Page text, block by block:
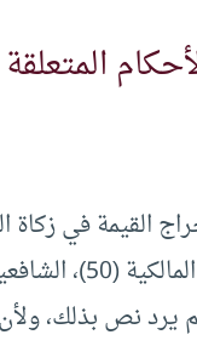
القيمة في زكاة
لم يرد نص بذلك،